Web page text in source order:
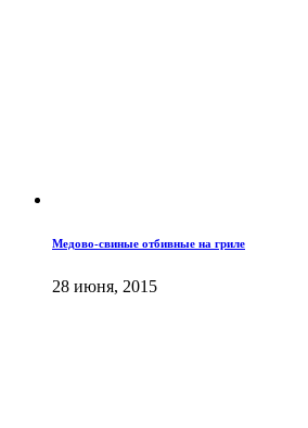
Медово-свиные отбивные на гриле
28 июня, 2015